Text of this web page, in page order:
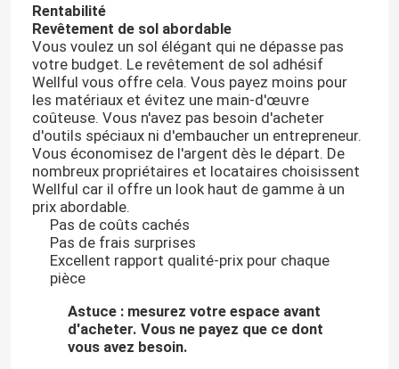
Rentabilité
Revêtement de sol abordable
Vous voulez un sol élégant qui ne dépasse pas
votre budget. Le revêtement de sol adhésif
Wellful vous offre cela. Vous payez moins pour
les matériaux et évitez une main-d'œuvre
coûteuse. Vous n'avez pas besoin d'acheter
d'outils spéciaux ni d'embaucher un entrepreneur.
Vous économisez de l'argent dès le départ. De
nombreux propriétaires et locataires choisissent
Wellful car il offre un look haut de gamme à un
prix abordable.
Pas de coûts cachés
Pas de frais surprises
Excellent rapport qualité-prix pour chaque
pièce
Astuce : mesurez votre espace avant
d'acheter. Vous ne payez que ce dont
vous avez besoin.